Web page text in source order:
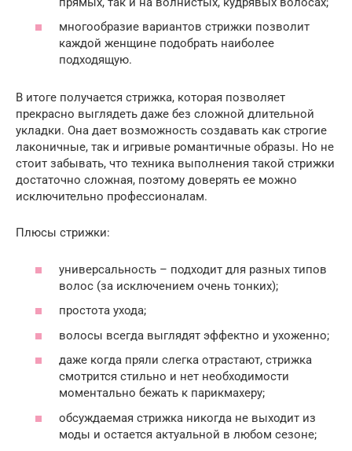
многообразие вариантов стрижки позволит
каждой женщине подобрать наиболее
подходящую.
В итоге получается стрижка, которая позволяет
прекрасно выглядеть даже без сложной длительной
укладки. Она дает возможность создавать как строгие
лаконичные, так и игривые романтичные образы. Но не
стоит забывать, что техника выполнения такой стрижки
достаточно сложная, поэтому доверять ее можно
исключительно профессионалам.
Плюсы стрижки:
универсальность – подходит для разных типов
волос (за исключением очень тонких);
простота ухода;
волосы всегда выглядят эффектно и ухоженно;
даже когда пряли слегка отрастают, стрижка
смотрится стильно и нет необходимости
моментально бежать к парикмахеру;
обсуждаемая стрижка никогда не выходит из
моды и остается актуальной в любом сезоне;